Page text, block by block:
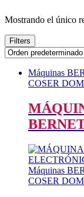
Mostrando el único
Filters
Máquinas
COSER
Máquinas
COSER